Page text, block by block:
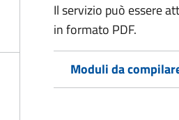
Il servizio può essere
in formato PDF.
Moduli da